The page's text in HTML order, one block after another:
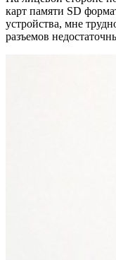
карт памяти SD
устройства, мне
разъемов